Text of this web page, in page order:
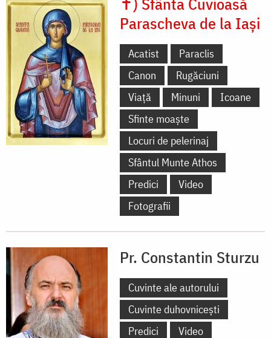
Parascheva de la Iași
Acatist
Paraclis
Canon
Rugăciuni
Viață
Minuni
Icoane
Sfinte moaște
Locuri de pelerinaj
Sfântul Munte Athos
Predici
Video
Fotografii
Pr. Constantin Sturzu
Cuvinte ale autorului
Cuvinte duhovnicești
Predici
Video